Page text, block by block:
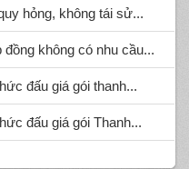
hỏng, không tái sử...
không có nhu cầu...
đấu giá gói thanh...
đấu giá gói Thanh...